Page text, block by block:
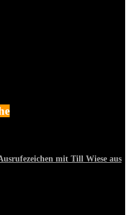
mit Till Wiese aus